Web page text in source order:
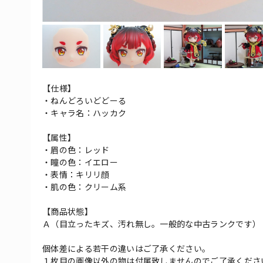
【仕様】
・ねんどろいどどーる
・キャラ名：ハッカク
【属性】
・眉の色：レッド
・瞳の色：イエロー
・表情：キリリ顔
・肌の色：クリーム系
【商品状態】
Ａ（目立ったキズ、汚れ無し。一般的な中古ランクです）
個体差による若干の違いはご了承ください。
１枚目の画像以外の物は付属致しませんのでご了承くださ